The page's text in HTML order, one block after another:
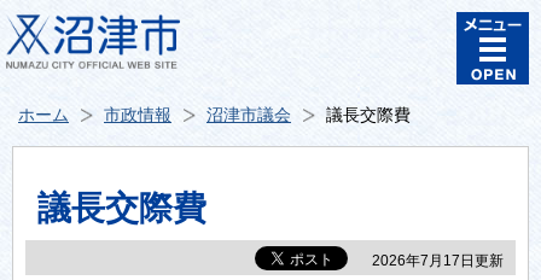
ホーム 市政情報 沼津市議会 議長交際費
議長交際費
2026年7月17日更新